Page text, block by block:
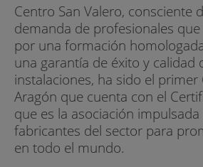
Centro San Valero, consciente
demanda de profesionales
por una formación
una garantía de éxito y calidad
instalaciones, ha sido el
Aragón que cuenta con el
que es la asociación
fabricantes del sector para
en todo el mundo.